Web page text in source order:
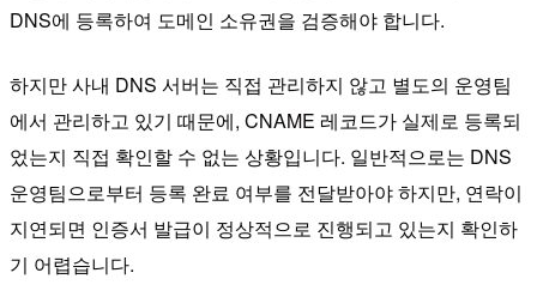
DNS에 등록하여 도메인 소유권을 검증해야 합니다.
하지만 사내 DNS 서버는 직접 관리하지 않고 별도의 운영팀
에서 관리하고 있기 때문에, CNAME 레코드가 실제로 등록되
었는지 직접 확인할 수 없는 상황입니다. 일반적으로는 DNS
운영팀으로부터 등록 완료 여부를 전달받아야 하지만, 연락이
지연되면 인증서 발급이 정상적으로 진행되고 있는지 확인하
기 어렵습니다.